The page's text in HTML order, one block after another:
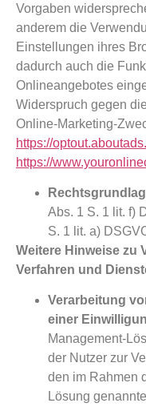
Vorgaben
anderem die
Einstellungen ihres
dadurch auch die
Onlineangebotes
Widerspruch gegen
Online-Marketing-
https://
https://
Abs. 1 S. 1 lit. f)
S. 1 lit. a)
Weitere Hinweise zu
Verfahren und
Verarbeitung
einer
Management-
der Nutzer zur
den im Rahmen
Lösung